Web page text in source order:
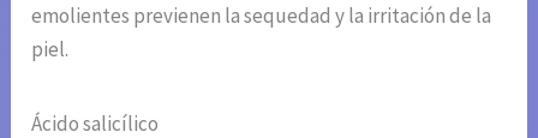
emolientes previenen la sequedad y la irritación de la
piel.
Ácido salicílico